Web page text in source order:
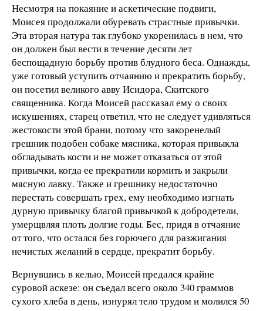
Несмотря на покаяние и аскетические подвиги,
Моисея продолжали обуревать страстные привычки.
Эта вторая натура так глубоко укоренилась в нем, что
он должен был вести в течение десяти лет
беспощадную борьбу против блудного беса. Однажды,
уже готовый уступить отчаянию и прекратить борьбу,
он посетил великого авву Исидора, Скитского
священника. Когда Моисей рассказал ему о своих
искушениях, старец ответил, что не следует удивляться
жестокости этой брани, потому что закоренелый
грешник подобен собаке мясника, которая привыкла
обгладывать кости и не может отказаться от этой
привычки, когда ее прекратили кормить и закрыли
мясную лавку. Также и грешнику недостаточно
перестать совершать грех, ему необходимо изгнать
дурную привычку благой привычкой к добродетели,
умерщвляя плоть долгие годы. Бес, придя в отчаяние
от того, что остался без горючего для разжигания
нечистых желаний в сердце, прекратит борьбу.
Вернувшись в келью, Моисей предался крайне
суровой аскезе: он съедал всего около 340 граммов
сухого хлеба в день, изнурял тело трудом и молился 50